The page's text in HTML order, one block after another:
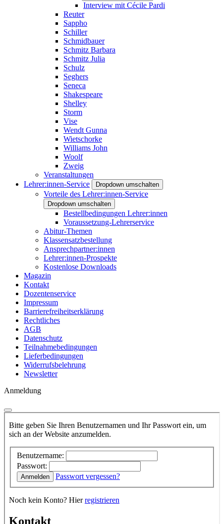
Interview mit Cécile Pardi
Reuter
Sappho
Schiller
Schmidbauer
Schmitz Barbara
Schmitz Julia
Schulz
Seghers
Seneca
Shakespeare
Shelley
Storm
Vise
Wendt Gunna
Wietschorke
Williams John
Woolf
Zweig
Veranstaltungen
Lehrer:innen-Service
Dropdown umschalten
Vorteile des Lehrer:innen-Service
Dropdown umschalten
Bestellbedingungen Lehrer:innen
Voraussetzung-Lehrerservice
Abitur-Themen
Klassensatzbestellung
Ansprechpartner:innen
Lehrer:innen-Prospekte
Kostenlose Downloads
Magazin
Kontakt
Dozentenservice
Impressum
Barrierefreiheitserklärung
Rechtliches
AGB
Datenschutz
Teilnahmebedingungen
Lieferbedingungen
Widerrufsbelehrung
Newsletter
Anmeldung